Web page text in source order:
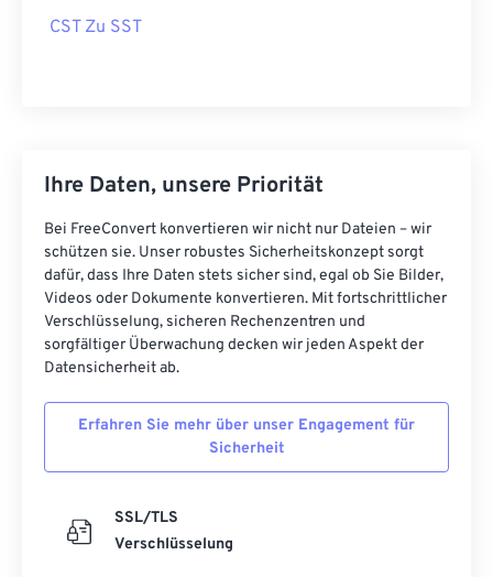
CST Zu SST
Ihre Daten, unsere Priorität
Bei FreeConvert konvertieren wir nicht nur Dateien – wir
schützen sie. Unser robustes Sicherheitskonzept sorgt
dafür, dass Ihre Daten stets sicher sind, egal ob Sie Bilder,
Videos oder Dokumente konvertieren. Mit fortschrittlicher
Verschlüsselung, sicheren Rechenzentren und
sorgfältiger Überwachung decken wir jeden Aspekt der
Datensicherheit ab.
Erfahren Sie mehr über unser Engagement für
Sicherheit
SSL/TLS
Verschlüsselung